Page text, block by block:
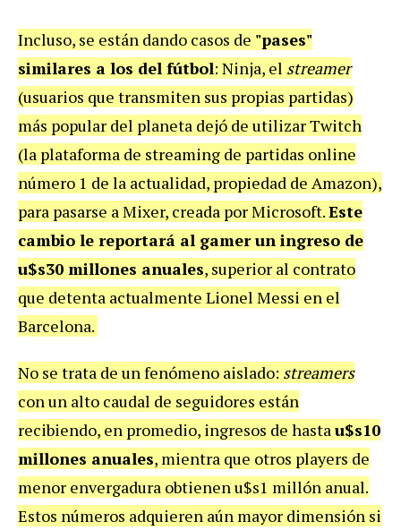
Incluso, se están dando casos de "pases"
similares a los del fútbol: Ninja, el streamer
(usuarios que transmiten sus propias partidas)
más popular del planeta dejó de utilizar Twitch
(la plataforma de streaming de partidas online
número 1 de la actualidad, propiedad de Amazon),
para pasarse a Mixer, creada por Microsoft.Este
cambio le reportará al gamer un ingreso de
u$s30 millones anuales, superior al contrato
que detenta actualmente Lionel Messi en el
Barcelona.
No se trata de un fenómeno aislado: streamers
con un alto caudal de seguidores están
recibiendo, en promedio, ingresos de hastau$s10
millones anuales, mientra que otros players de
menor envergadura obtienen u$s1 millón anual.
Estos números adquieren aún mayor dimensión si